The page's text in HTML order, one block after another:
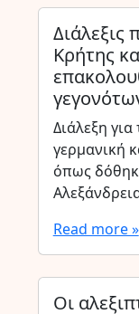
Διάλεξις
Κρήτης
Διάλεξη
γερμανική
όπως
Read more »
Οι